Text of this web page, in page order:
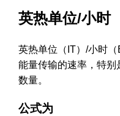
英热单位/小时
英热单位（IT）/小时
能量传输的速率，特别
数量。
公式为